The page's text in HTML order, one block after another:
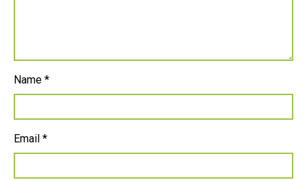
Name *
Email *